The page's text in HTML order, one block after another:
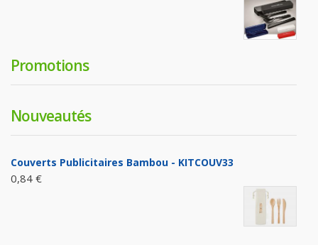
Promotions
Nouveautés
Couverts Publicitaires Bambou - KITCOUV33
0,84 €